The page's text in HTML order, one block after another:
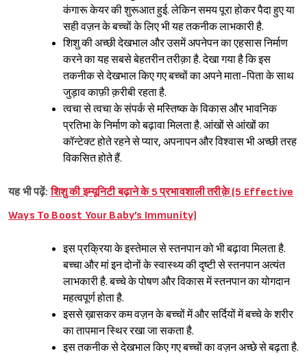
कंगारू केयर की शुरूआत हुई. लेकिन समय पूरा होकर पैदा हुए या
सही वज़न के बच्चों के लिए भी यह तकनीक लाभकारी है.
शिशु की अच्छी देखभाल और उसमें अपनेपन का एहसास निर्माण
करने का यह सबसे बेहतरीन तरीक़ा है. देखा गया है कि इस
तकनीक से देखभाल किए गए बच्चों का अपने माता-पिता के साथ
जुड़ाव काफ़ी क़रीबी रहता है.
त्वचा से त्वचा के संपर्क से मस्तिष्क के विकास और भावनिक
प्रतिभा के निर्माण को बढ़ावा मिलता है. आंखों से आंखों का
कॉन्टेक्ट होते रहने से प्यार, अपनापन और विश्वास भी अच्छी तरह
विकसित होते हैं.
यह भी पढ़ें:शिशु की इम्यूनिटी बढ़ाने के 5 प्रभावशाली तरीक़े (5 Effective
Ways To Boost Your Baby’s Immunity)
इस प्रक्रिया के इस्तेमाल से स्तनपान को भी बढ़ावा मिलता है.
बच्चा और मां इन दोनों के स्वास्थ्य की दृष्टी से स्तनपान अत्यंत
लाभकारी है. बच्चे के पोषण और विकास में स्तनपान का योगदान
महत्वपूर्ण होता है.
इससे ख़ासकर कम वज़न के बच्चों में और सर्दियों में बच्चे के शरीर
का तापमान स्थिर रखा जा सकता है.
इस तकनीक से देखभाल किए गए बच्चों का वज़न अच्छे से बढ़ता है.